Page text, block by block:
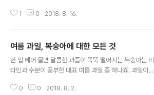
려보고 이것저것 요리책을 뒤적여봐도 이 더위를 물리쳐줄
어떨까요? 풀반장도 꽁꽁~! 풀사이 가족여러분도 꽁꽁~!
위아더 꽁꽁~ 겨울왕국으로 가는 특급열차에 탑승하는 법
은 아래 레시피를 통해 확인하실 수 있답니다~! 무더위 타
소한 콩국물에 담가 한 젓가락 후루룩! 찬 성질을 가지고 있
1 0 2018. 8. 16.
여름 과일, 복숭아에 대한 모든 것
한 입 베어 물면 달콤한 과즙이 뚝뚝 떨어지는 복숭아는 비
타민과 수분이 풍부한 대표 여름 과일 중 하나죠. 과일이니
제철이 아니면 만나기 어려운 과일입니다. 지금부터 제철
0 0 2018. 8. 2.